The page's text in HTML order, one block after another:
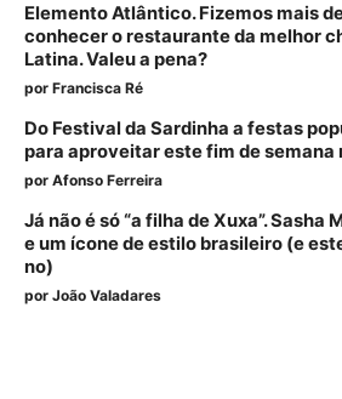
Elemento Atlântico. Fizemos mais
conhecer o restaurante da melhor
Latina. Valeu a pena?
por Francisca Ré
Do Festival da Sardinha a festas
para aproveitar este fim de semana
por Afonso Ferreira
Já não é só “a filha de Xuxa”. Sasha
e um ícone de estilo brasileiro (e
no)
por João Valadares